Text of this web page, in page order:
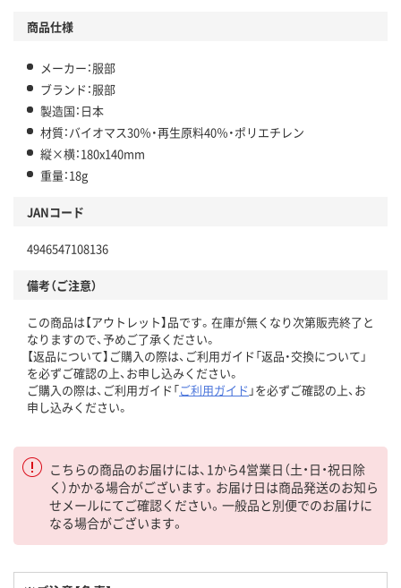
商品仕様
メーカー：服部
ブランド：服部
製造国：日本
材質：バイオマス30％・再生原料40％・ポリエチレン
縦×横：180x140mm
重量：18g
JANコード
4946547108136
備考（ご注意）
この商品は【アウトレット】品です。在庫が無くなり次第販売終了と
なりますので、予めご了承ください。
【返品について】ご購入の際は、ご利用ガイド「返品・交換について」
を必ずご確認の上、お申し込みください。
ご購入の際は、ご利用ガイド「ご利用ガイド 」を必ずご確認の上、お
申し込みください。
こちらの商品のお届けには、1から4営業日（土・日・祝日除
く）かかる場合がございます。お届け日は商品発送のお知ら
せメールにてご確認ください。一般品と別便でのお届けに
なる場合がございます。